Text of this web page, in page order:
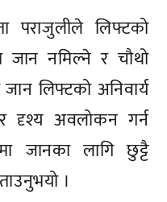
पराजुलीले लिफ्टको
जान नमिल्ने र चौथो
लिफ्टको अनिवार्य
दृश्य अवलोकन गर्न
जानका लागि छुट्टै
।